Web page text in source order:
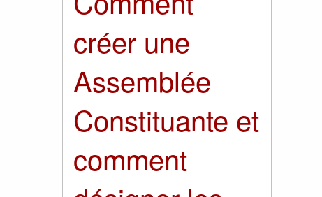
créer une
Assemblée
Constituante et
comment